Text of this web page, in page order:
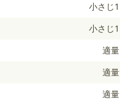
小さじ1
小さじ1
適量
適量
適量